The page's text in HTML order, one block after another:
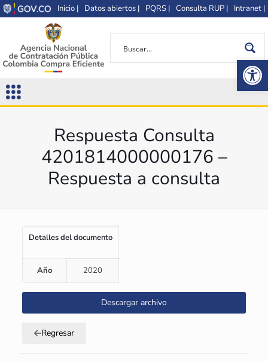
Inicio | Datos abiertos | PQRS | Consulta RUP | Intranet |
Respuesta Consulta
4201814000000176 –
Respuesta a consulta
Detalles del documento
Año 2020
Descargar archivo
Regresar